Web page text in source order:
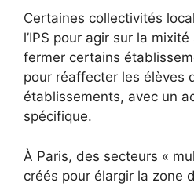
Certaines collectivités
l’IPS pour agir sur la
fermer certains
pour réaffecter les élèves
établissements, avec un
spécifique.
À Paris, des secteurs «
créés pour élargir la zone